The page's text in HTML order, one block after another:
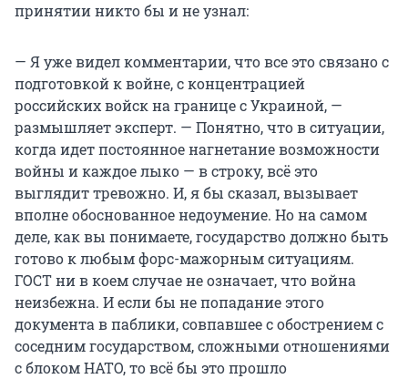
принятии никто бы и не узнал:
— Я уже видел комментарии, что все это связано с
подготовкой к войне, с концентрацией
российских войск на границе с Украиной, —
размышляет эксперт. — Понятно, что в ситуации,
когда идет постоянное нагнетание возможности
войны и каждое лыко — в строку, всё это
выглядит тревожно. И, я бы сказал, вызывает
вполне обоснованное недоумение. Но на самом
деле, как вы понимаете, государство должно быть
готово к любым форс-мажорным ситуациям.
ГОСТ ни в коем случае не означает, что война
неизбежна. И если бы не попадание этого
документа в паблики, совпавшее с обострением с
соседним государством, сложными отношениями
с блоком НАТО, то всё бы это прошло